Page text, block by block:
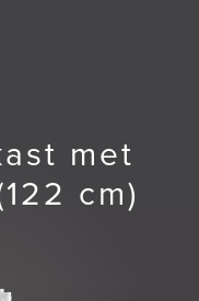
met
cm)